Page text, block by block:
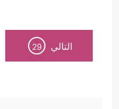
التالي 29